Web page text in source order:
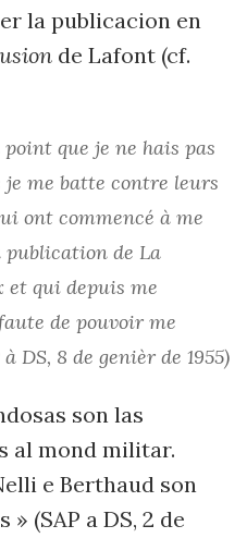
la publicacion en
de Lafont (cf.
que je ne hais pas
je me batte contre leurs
ont commencé à me
de La
et qui depuis me
de pouvoir me
DS, 8 de genièr de 1955)
son las
al mond militar.
e Berthaud son
(SAP a DS, 2 de